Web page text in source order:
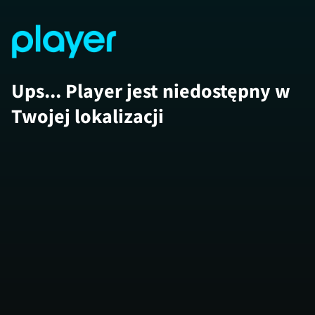
Ups... Player jest niedostępny w
Twojej lokalizacji